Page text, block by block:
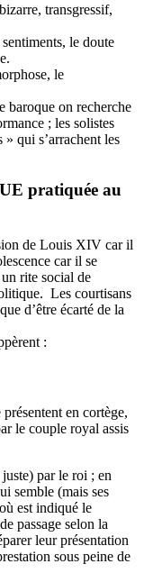
transgressif,
le doute
le
baroque on recherche
; les solistes
qui s’arrachent les
pratiquée au
de Louis XIV car il
car il se
rite social de
Les courtisans
d’être écarté de la
:
en cortège,
le couple royal assis
par le roi ; en
semble (mais ses
est indiqué le
passage selon la
leur présentation
sous peine de